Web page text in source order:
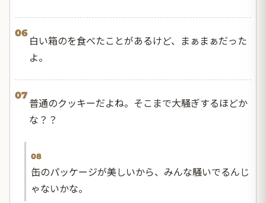
06
白い箱のを食べたことがあるけど、まぁまぁだった
よ。
07
普通のクッキーだよね。そこまで大騒ぎするほどか
な？？
08
缶のパッケージが美しいから、みんな騒いでるんじ
ゃないかな。